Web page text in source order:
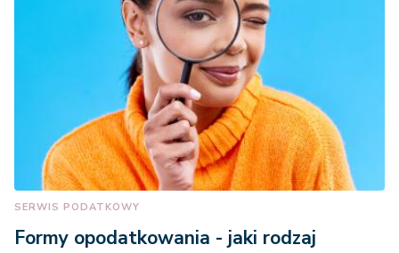
SERWIS PODATKOWY
Formy opodatkowania - jaki rodzaj